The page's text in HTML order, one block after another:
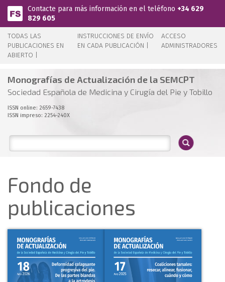
Pasar al contenido principal
Contacte para más información en el teléfono +34 629
829 605
TODAS LAS
PUBLICACIONES EN
ABIERTO |
INSTRUCCIONES DE ENVÍO
EN CADA PUBLICACIÓN |
ACCESO
ADMINISTRADORES
Monografías de Actualización de la SEMCPT
Sociedad Española de Medicina y Cirugía del Pie y Tobillo
ISSN online: 2659-7438
ISSN impreso: 2254-240X
Fondo de
publicaciones